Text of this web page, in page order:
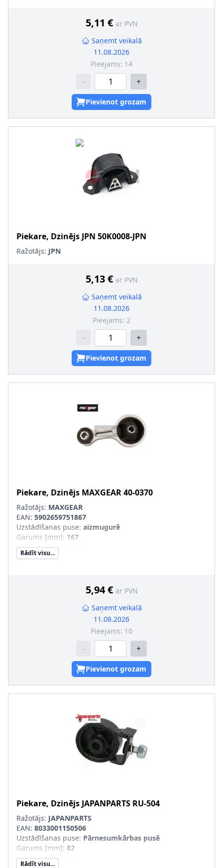
5,11 € ar PVN
Saņemt veikalā
11.08.2026
Pieejams: 14
- +
Pievienot grozam
Piekare, Dzinējs JPN 50K0008-JPN
Ražotājs: JPN
5,13 € ar PVN
Saņemt veikalā
11.08.2026
Pieejams: 2
- +
Pievienot grozam
Piekare, Dzinējs MAXGEAR40-0370
Ražotājs: MAXGEAR
EAN: 5902659751867
Uzstādīšanas puse: aizmugurē
Garums [mm]: 167
Platums [mm]
Augstums [mm]
Rādīt visu...
5,94 € ar PVN
Saņemt veikalā
11.08.2026
Pieejams: 10
- +
Pievienot grozam
Piekare, Dzinējs JAPANPARTS RU-504
Ražotājs: JAPANPARTS
EAN: 8033001150506
Uzstādīšanas puse: Pārnesumkārbas pusē
Garums [mm]: 82
Platums [mm]
Rādīt visu...